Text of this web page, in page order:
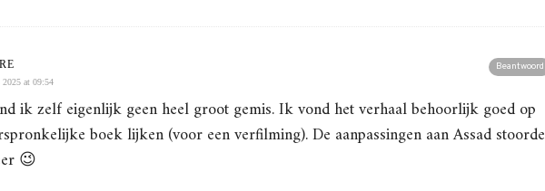
Beantwoord
2025 at 09:54
ik zelf eigenlijk geen heel groot gemis. Ik vond het verhaal behoorlijk goed op
boek lijken (voor een verfilming). De aanpassingen aan Assad stoorde
😉